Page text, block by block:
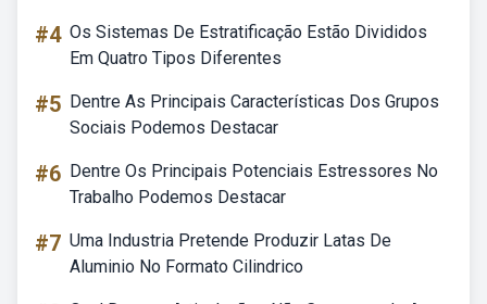
#4 Os Sistemas De Estratificação Estão Divididos
Em Quatro Tipos Diferentes
#5 Dentre As Principais Características Dos Grupos
Sociais Podemos Destacar
#6 Dentre Os Principais Potenciais Estressores No
Trabalho Podemos Destacar
#7 Uma Industria Pretende Produzir Latas De
Aluminio No Formato Cilindrico